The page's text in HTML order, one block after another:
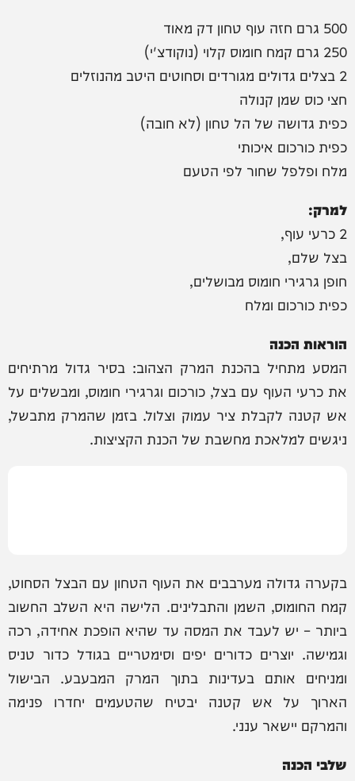
500 גרם חזה עוף טחון דק מאוד
250 גרם קמח חומוס קלוי (נוקודצ'י)
2 בצלים גדולים מגורדים וסחוטים היטב מהנוזלים
חצי כוס שמן קנולה
כפית גדושה של הל טחון (לא חובה)
כפית כורכום איכותי
מלח ופלפל שחור לפי הטעם
למרק:
2 כרעי עוף,
בצל שלם,
חופן גרגירי חומוס מבושלים,
כפית כורכום ומלח
הוראות הכנה
המסע מתחיל בהכנת המרק הצהוב: בסיר גדול מרתיחים
את כרעי העוף עם בצל, כורכום וגרגירי חומוס, ומבשלים על
אש קטנה לקבלת ציר עמוק וצלול. בזמן שהמרק מתבשל,
ניגשים למלאכת מחשבת של הכנת הקציצות.
בקערה גדולה מערבבים את העוף הטחון עם הבצל הסחוט,
קמח החומוס, השמן והתבלינים. הלישה היא השלב החשוב
ביותר – יש לעבד את המסה עד שהיא הופכת אחידה, רכה
וגמישה. יוצרים כדורים יפים וסימטריים בגודל כדור טניס
ומניחים אותם בעדינות בתוך המרק המבעבע. הבישול
הארוך על אש קטנה יבטיח שהטעמים יחדרו פנימה
והמרקם יישאר ענני.
שלבי הכנה